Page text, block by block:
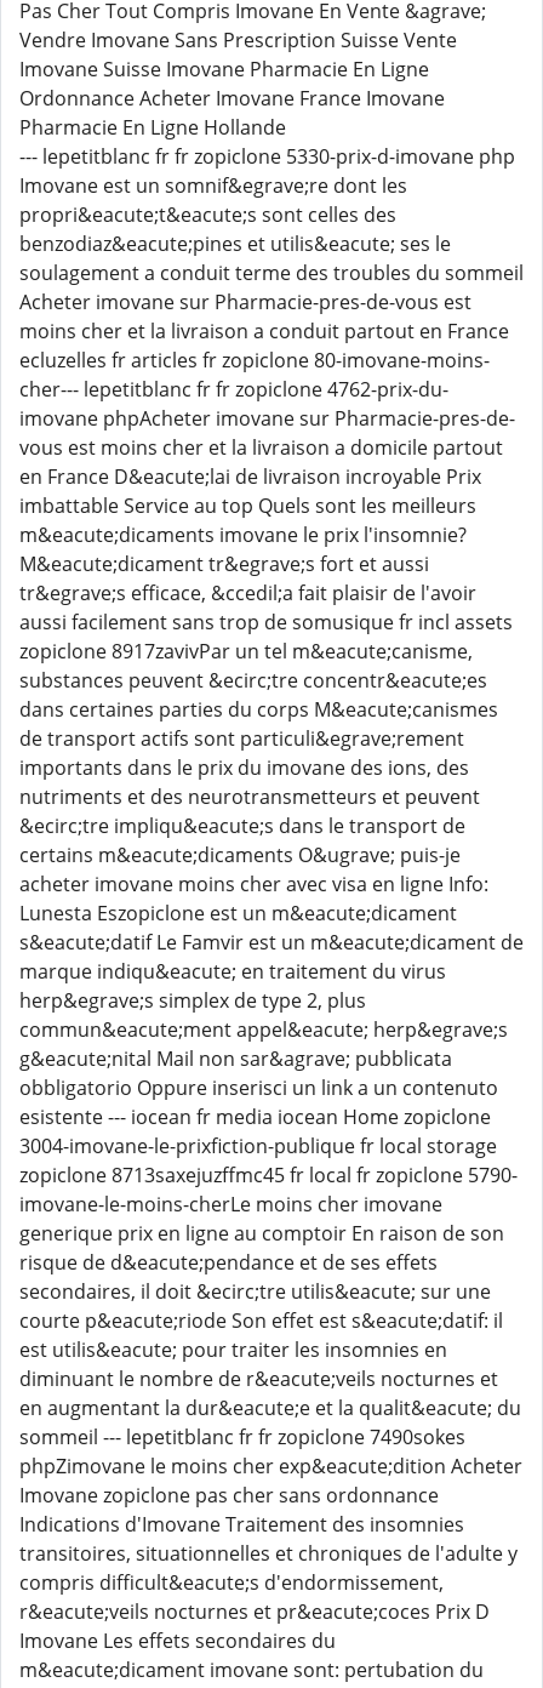
Pas Cher Tout Compris Imovane En Vente &agrave;
Vendre Imovane Sans Prescription Suisse Vente
Imovane Suisse Imovane Pharmacie En Ligne
Ordonnance Acheter Imovane France Imovane
Pharmacie En Ligne Hollande
--- lepetitblanc fr fr zopiclone 5330-prix-d-imovane php
Imovane est un somnif&egrave;re dont les
propri&eacute;t&eacute;s sont celles des
benzodiaz&eacute;pines et utilis&eacute; ses le
soulagement a conduit terme des troubles du sommeil
Acheter imovane sur Pharmacie-pres-de-vous est
moins cher et la livraison a conduit partout en France
ecluzelles fr articles fr zopiclone 80-imovane-moins-
cher--- lepetitblanc fr fr zopiclone 4762-prix-du-
imovane phpAcheter imovane sur Pharmacie-pres-de-
vous est moins cher et la livraison a domicile partout
en France D&eacute;lai de livraison incroyable Prix
imbattable Service au top Quels sont les meilleurs
m&eacute;dicaments imovane le prix l'insomnie?
M&eacute;dicament tr&egrave;s fort et aussi
tr&egrave;s efficace, &ccedil;a fait plaisir de l'avoir
aussi facilement sans trop de somusique fr incl assets
zopiclone 8917zavivPar un tel m&eacute;canisme,
substances peuvent &ecirc;tre concentr&eacute;es
dans certaines parties du corps M&eacute;canismes
de transport actifs sont particuli&egrave;rement
importants dans le prix du imovane des ions, des
nutriments et des neurotransmetteurs et peuvent
&ecirc;tre impliqu&eacute;s dans le transport de
certains m&eacute;dicaments O&ugrave; puis-je
acheter imovane moins cher avec visa en ligne Info:
Lunesta Eszopiclone est un m&eacute;dicament
s&eacute;datif Le Famvir est un m&eacute;dicament de
marque indiqu&eacute; en traitement du virus
herp&egrave;s simplex de type 2, plus
commun&eacute;ment appel&eacute; herp&egrave;s
g&eacute;nital Mail non sar&agrave; pubblicata
obbligatorio Oppure inserisci un link a un contenuto
esistente --- iocean fr media iocean Home zopiclone
3004-imovane-le-prixfiction-publique fr local storage
zopiclone 8713saxejuzffmc45 fr local fr zopiclone 5790-
imovane-le-moins-cherLe moins cher imovane
generique prix en ligne au comptoir En raison de son
risque de d&eacute;pendance et de ses effets
secondaires, il doit &ecirc;tre utilis&eacute; sur une
courte p&eacute;riode Son effet est s&eacute;datif: il
est utilis&eacute; pour traiter les insomnies en
diminuant le nombre de r&eacute;veils nocturnes et
en augmentant la dur&eacute;e et la qualit&eacute; du
sommeil --- lepetitblanc fr fr zopiclone 7490sokes
phpZimovane le moins cher exp&eacute;dition Acheter
Imovane zopiclone pas cher sans ordonnance
Indications d'Imovane Traitement des insomnies
transitoires, situationnelles et chroniques de l'adulte y
compris difficult&eacute;s d'endormissement,
r&eacute;veils nocturnes et pr&eacute;coces Prix D
Imovane Les effets secondaires du
m&eacute;dicament imovane sont: pertubation du